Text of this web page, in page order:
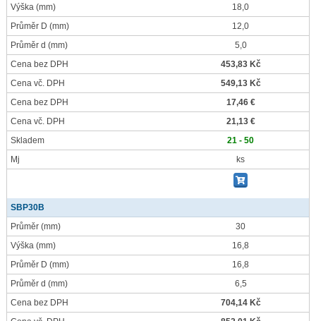
Výška (mm)
18,0
Průměr D (mm)
12,0
Průměr d (mm)
5,0
Cena bez DPH
453,83 Kč
Cena vč. DPH
549,13 Kč
Cena bez DPH
17,46 €
Cena vč. DPH
21,13 €
Skladem
21 - 50
Mj
ks
SBP30B
Průměr (mm)
30
Výška (mm)
16,8
Průměr D (mm)
16,8
Průměr d (mm)
6,5
Cena bez DPH
704,14 Kč